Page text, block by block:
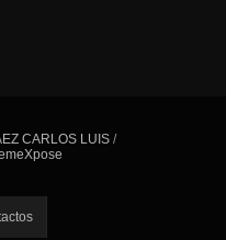
CARLOS LUIS /